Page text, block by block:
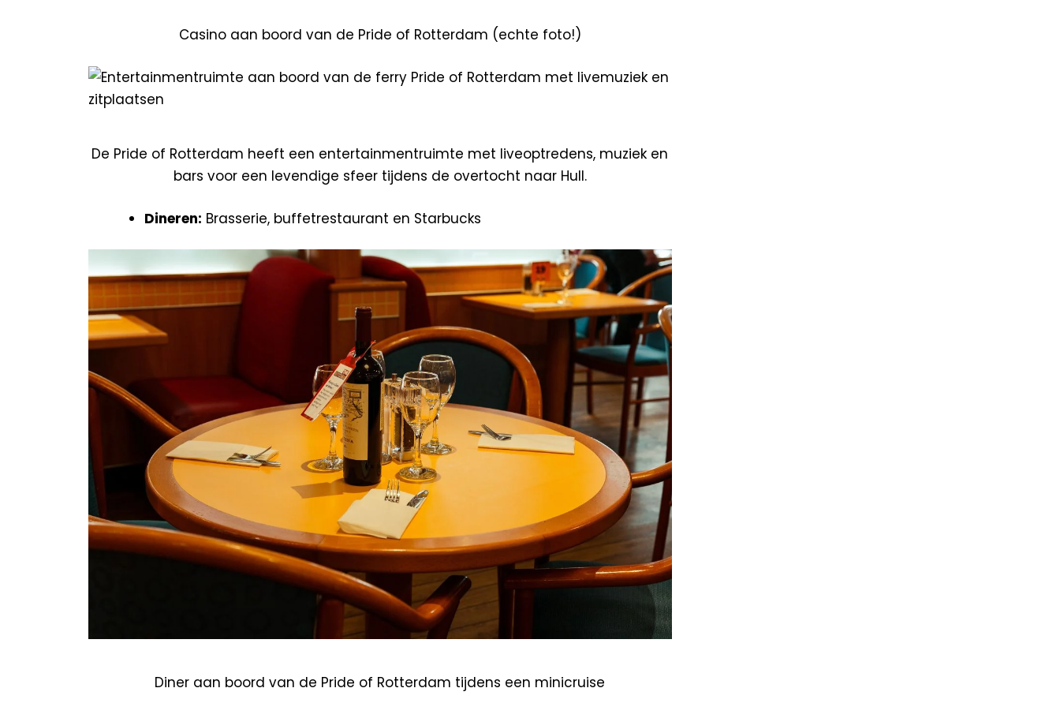
Casino aan boord van de Pride of Rotterdam (echte foto!)
De Pride of Rotterdam heeft een entertainmentruimte met liveoptredens, muziek en
bars voor een levendige sfeer tijdens de overtocht naar Hull.
Dineren: Brasserie, buffetrestaurant en Starbucks
Diner aan boord van de Pride of Rotterdam tijdens een minicruise